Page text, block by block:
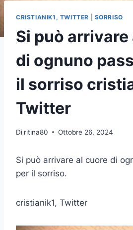
CRISTIANIK1, TWITTER SORRISO
Si può arrivare
di ognuno
il sorriso
Twitter
Di ritina80 Ottobre 26, 2024
Si può arrivare al cuore di
per il sorriso.
cristianik1, Twitter